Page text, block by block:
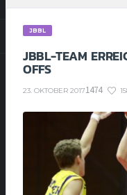
JBBL
JBBL-TEAM
OFFS
23. OKTOBER 20171474